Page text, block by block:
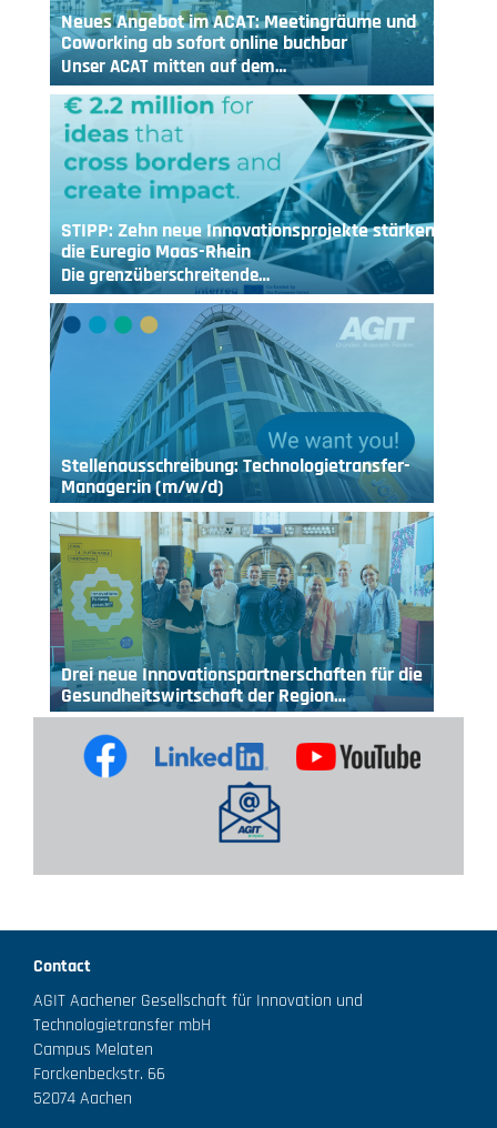
Neues Angebot im ACAT: Meetingräume und
Coworking ab sofort online buchbar
Unser ACAT mitten auf dem…
STIPP: Zehn neue Innovationsprojekte stärken
die Euregio Maas-Rhein
Die grenzüberschreitende…
Stellenausschreibung: Technologietransfer-
Manager:in (m/w/d)
Drei neue Innovationspartnerschaften für die
Gesundheitswirtschaft der Region…
Contact
AGIT Aachener Gesellschaft für Innovation und
Technologietransfer mbH
Campus Melaten
Forckenbeckstr. 66
52074 Aachen